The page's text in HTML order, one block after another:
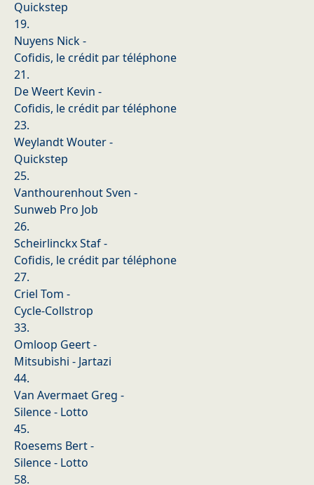
Quickstep
19.
Nuyens Nick -
Cofidis, le crédit par téléphone
21.
De Weert Kevin -
Cofidis, le crédit par téléphone
23.
Weylandt Wouter -
Quickstep
25.
Vanthourenhout Sven -
Sunweb Pro Job
26.
Scheirlinckx Staf -
Cofidis, le crédit par téléphone
27.
Criel Tom -
Cycle-Collstrop
33.
Omloop Geert -
Mitsubishi - Jartazi
44.
Van Avermaet Greg -
Silence - Lotto
45.
Roesems Bert -
Silence - Lotto
58.